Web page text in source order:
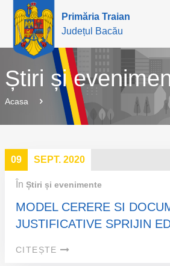
Primăria Traian
Județul Bacău
Știri și
Acasa
09 SEPT. 2020
În Știri și evenimente
MODEL CERERE SI
JUSTIFICATIVE SPRIJIN
CITEȘTE